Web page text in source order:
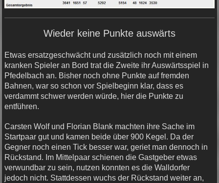
Wieder keine Punkte auswärts
Etwas ersatzgeschwächt und zusätzlich noch mit einem
kranken Spieler an Bord trat die Zweite ihr Auswärtsspiel in
Pfedelbach an. Bisher noch ohne Punkte auf fremden
Bahnen, war so schon vor Spielbeginn klar, dass es
verdammt schwer werden würde, hier die Punkte zu
entführen.
Carsten Wolf und Florian Blank machten ihre Sache im
Startpaar gut und kamen beide über 900 Kegel. Da der
Gegner noch einen Tick besser war, geriet man dennoch in
Rückstand. Im Mittelpaar schienen die Gastgeber etwas
verwundbar zu sein, nutzen konnten es die Walldorfer
jedoch nicht. Stattdessen wuchs der Rückstand weiter an,